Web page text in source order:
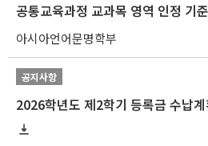
공통교육과정 교과목 영역 인정 기
아시아언어문명학부
공지사항
2026학년도 제2학기 등록금 수납계